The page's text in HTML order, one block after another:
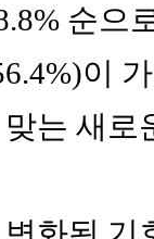
순으
이
는 새